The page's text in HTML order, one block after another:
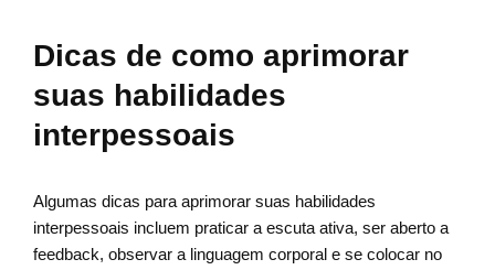
Dicas de como aprimorar
suas habilidades
interpessoais
Algumas dicas para aprimorar suas habilidades
interpessoais incluem praticar a escuta ativa, ser aberto a
feedback, observar a linguagem corporal e se colocar no